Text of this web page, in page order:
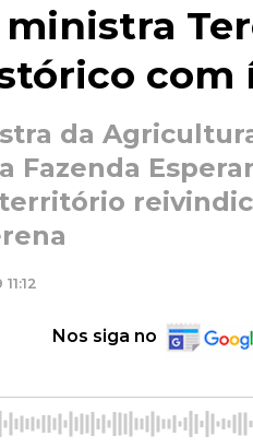
com
da
Fazenda
Nos siga no